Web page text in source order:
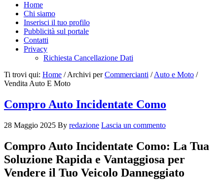
Home
Chi siamo
Inserisci il tuo profilo
Pubblicità sul portale
Contatti
Privacy
Richiesta Cancellazione Dati
Ti trovi qui: Home /Archivi perCommercianti / Auto e Moto /
Vendita Auto E Moto
Compro Auto Incidentate Como
28 Maggio 2025 By redazione Lascia un commento
Compro Auto Incidentate Como: La Tua
Soluzione Rapida e Vantaggiosa per
Vendere il Tuo Veicolo Danneggiato